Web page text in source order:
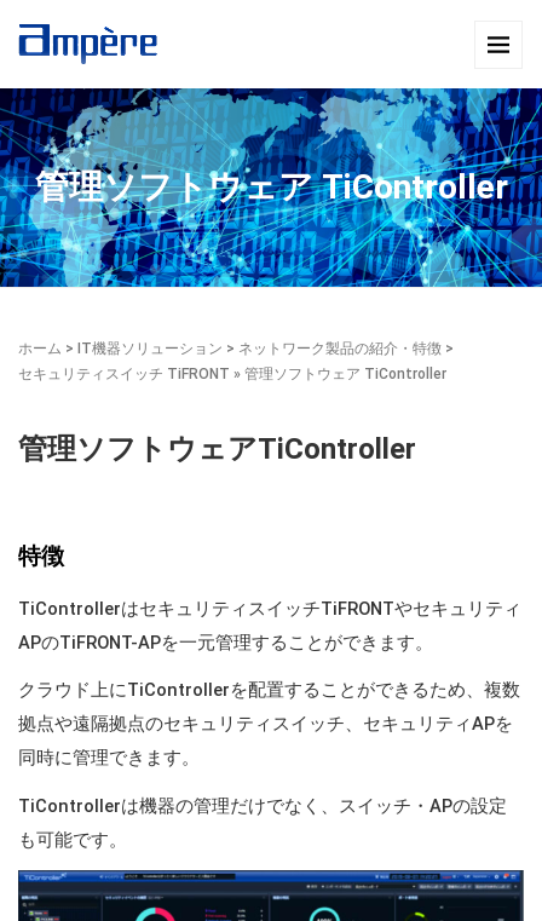
管理ソフトウェア TiController
ホーム > IT機器ソリューション > ネットワーク製品の紹介・特徴 >
セキュリティスイッチ TiFRONT » 管理ソフトウェア TiController
管理ソフトウェアTiController
特徴
TiControllerはセキュリティスイッチTiFRONTやセキュリティ
APのTiFRONT-APを一元管理することができます。
クラウド上にTiControllerを配置することができるため、複数
拠点や遠隔拠点のセキュリティスイッチ、セキュリティAPを
同時に管理できます。
TiControllerは機器の管理だけでなく、スイッチ・APの設定
も可能です。